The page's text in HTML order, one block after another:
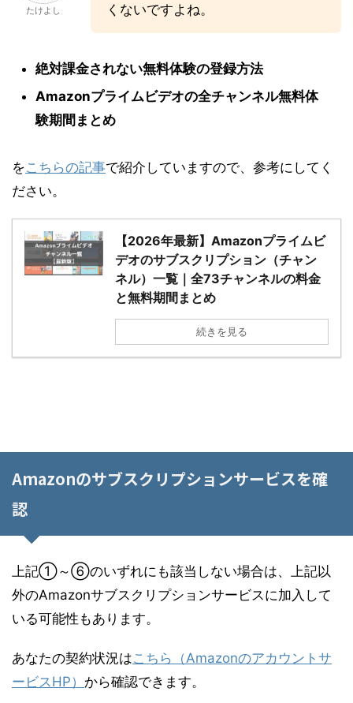
たけよし
くないですよね。
絶対課金されない無料体験の登録方法
Amazonプライムビデオの全チャンネル無料体
験期間まとめ
をこちらの記事で紹介していますので、参考にしてく
ださい。
【2026年最新】Amazonプライムビ
デオのサブスクリプション（チャン
ネル）一覧｜全73チャンネルの料金
と無料期間まとめ
続きを見る
Amazonのサブスクリプションサービスを確
認
上記①～⑥のいずれにも該当しない場合は、上記以
外のAmazonサブスクリプションサービスに加入して
いる可能性もあります。
あなたの契約状況はこちら（Amazonのアカウントサ
ービスHP） から確認できます。